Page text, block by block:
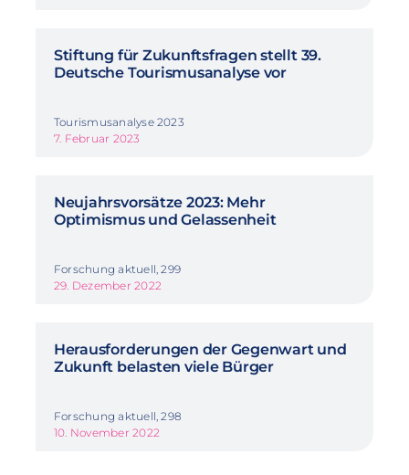
Stiftung für Zukunftsfragen stellt 39.
Deutsche Tourismusanalyse vor
Tourismusanalyse 2023
7. Februar 2023
Neujahrsvorsätze 2023: Mehr
Optimismus und Gelassenheit
Forschung aktuell, 299
29. Dezember 2022
Herausforderungen der Gegenwart und
Zukunft belasten viele Bürger
Forschung aktuell, 298
10. November 2022